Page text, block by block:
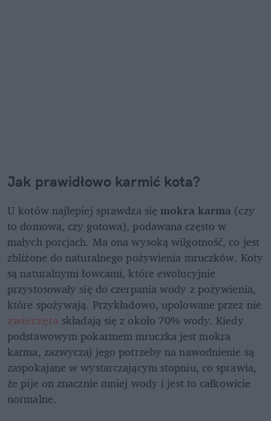
Jak prawidłowo karmić kota?
U kotów najlepiej sprawdza się mokra karma (czy
to domowa, czy gotowa), podawana często w
małych porcjach. Ma ona wysoką wilgotność, co jest
zbliżone do naturalnego pożywienia mruczków. Koty
są naturalnymi łowcami, które ewolucyjnie
przystosowały się do czerpania wody z pożywienia,
zwierzęta składają się z około 70% wody. Kiedy
podstawowym pokarmem mruczka jest mokra
karma, zazwyczaj jego potrzeby na nawodnienie są
zaspokajane w wystarczającym stopniu, co sprawia,
że pije on znacznie mniej wody i jest to całkowicie
normalne.